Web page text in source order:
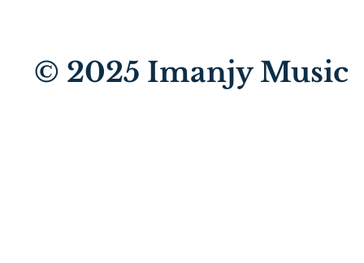
© 2025 Imanjy Music